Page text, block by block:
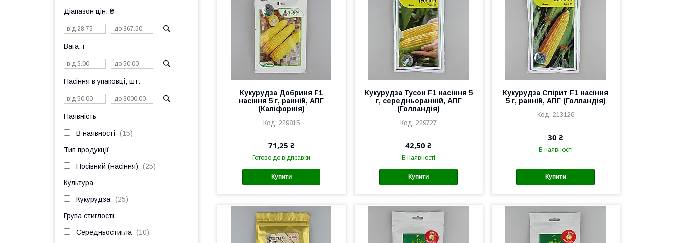
Кукурудза Добриня F1
насіння 5 г, ранній, АПГ
(Каліфорнія)
229815
71,25 ₴
Готово до відправки
Купити
Кукурудза Тусон F1 насіння 5
г, середньоранній, АПГ
(Голландія)
229727
42,50 ₴
В наявності
Купити
Кукурудза Спірит F1 насіння
5 г, ранній, АПГ (Голландія)
213126
30 ₴
В наявності
Купити
Діапазон цін, ₴
Вага, г
Насіння в упаковці, шт.
Наявність
В наявності 15
Тип продукції
Посівний (насіння) 25
Культура
Кукурудза 25
Група стиглості
Середньостигла 10